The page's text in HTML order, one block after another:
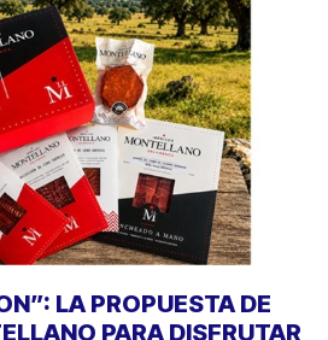
LA PROPUESTA DE
PARA DISFRUTAR